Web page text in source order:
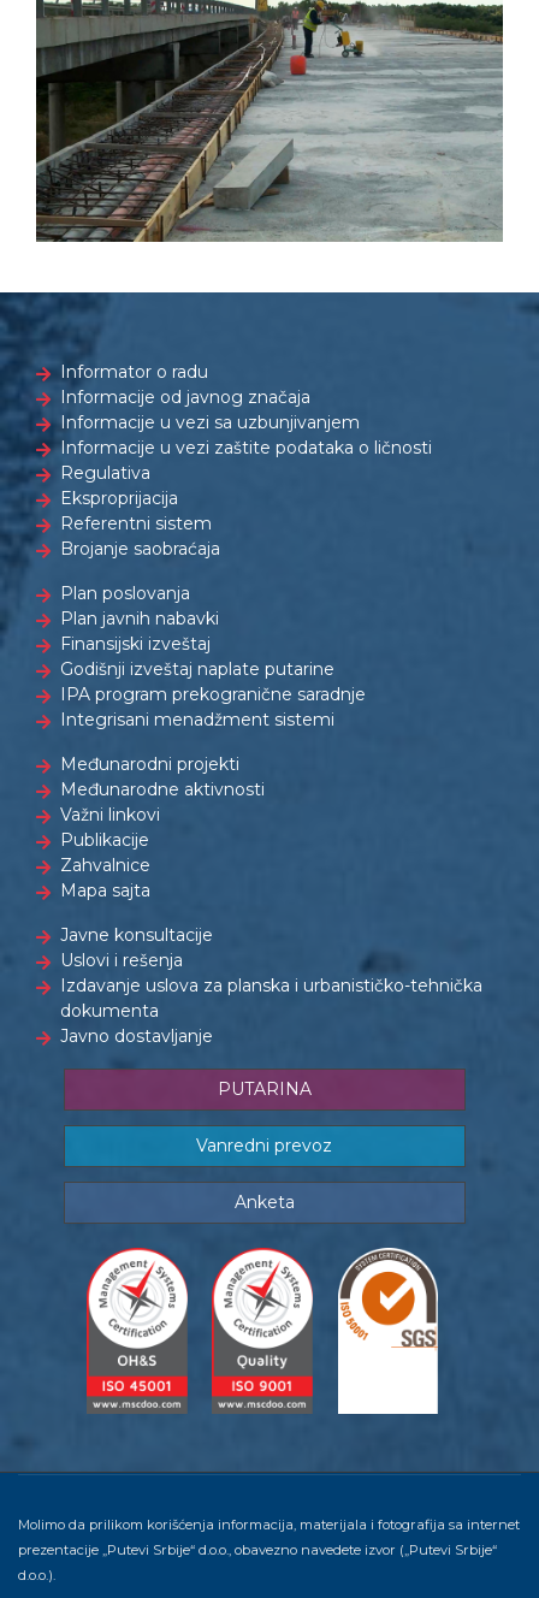
Informator o radu
Informacije od javnog značaja
Informacije u vezi sa uzbunjivanjem
Informacije u vezi zaštite podataka o ličnosti
Regulativa
Eksproprijacija
Referentni sistem
Brojanje saobraćaja
Plan poslovanja
Plan javnih nabavki
Finansijski izveštaj
Godišnji izveštaj naplate putarine
IPA program prekogranične saradnje
Integrisani menadžment sistemi
Međunarodni projekti
Međunarodne aktivnosti
Važni linkovi
Publikacije
Zahvalnice
Mapa sajta
Javne konsultacije
Uslovi i rešenja
Izdavanje uslova za planska i urbanističko-tehnička
dokumenta
Javno dostavljanje
PUTARINA
Vanredni prevoz
Anketa
Molimo da prilikom korišćenja informacija, materijala i fotografija sa internet
prezentacije „Putevi Srbije“ d.o.o., obavezno navedete izvor („Putevi Srbije“
d.o.o.).